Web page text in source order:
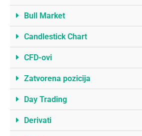
Bull Market
Candlestick Chart
CFD-ovi
Zatvorena pozicija
Day Trading
Derivati